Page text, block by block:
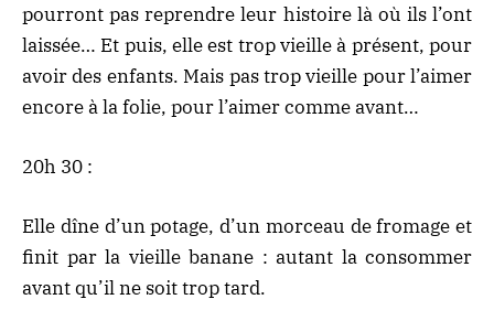
pourront pas reprendre leur histoire là où ils l’ont
laissée… Et puis, elle est trop vieille à présent, pour
avoir des enfants. Mais pas trop vieille pour l’aimer
encore à la folie, pour l’aimer comme avant…
20h 30 :
Elle dîne d’un potage, d’un morceau de fromage et
finit par la vieille banane : autant la consommer
avant qu’il ne soit trop tard.